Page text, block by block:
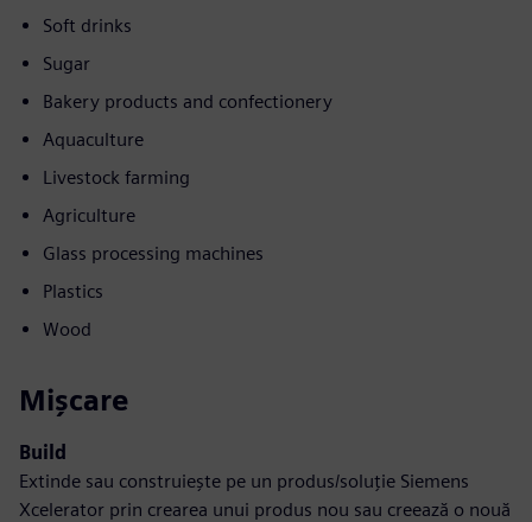
Soft drinks
Sugar
Bakery products and confectionery
Aquaculture
Livestock farming
Agriculture
Glass processing machines
Plastics
Wood
Mișcare
Build
Extinde sau construiește pe un produs/soluție Siemens
Xcelerator prin crearea unui produs nou sau creează o nouă